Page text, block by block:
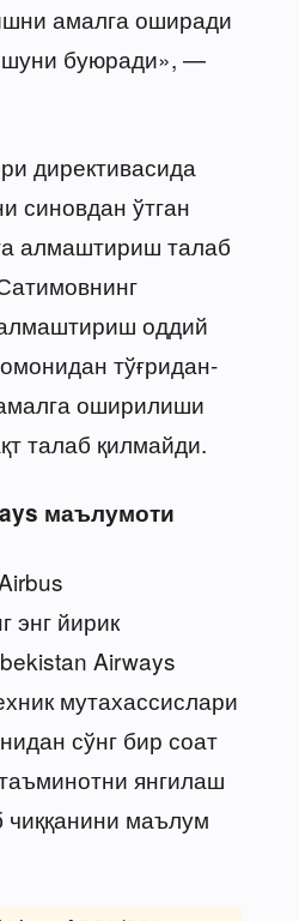
амалга оширади
буюради», —
директивасида
синовдан ўтган
алмаштириш талаб
оддий
тўғридан-
оширилиши
талаб қилмайди.
маълумоти
энг йирик
Airways
мутахассислари
сўнг бир соат
янгилаш
маълум